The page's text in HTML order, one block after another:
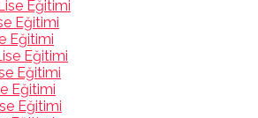
Eğitimi
Eğitimi
Eğitimi
Eğitimi
Eğitimi
Eğitimi
Eğitimi